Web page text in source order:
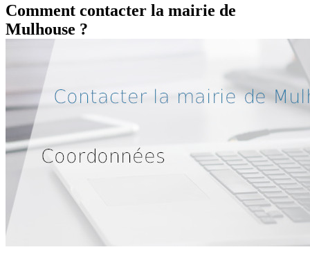
Comment contacter la mairie de
Mulhouse ?